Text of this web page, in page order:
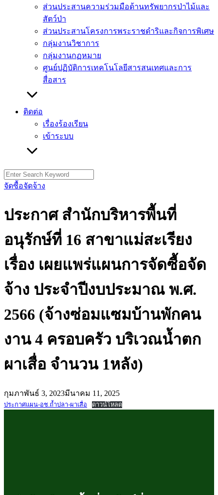
ส่วนประสานความร่วมมือด้านทรัพยากรป่าไม้และ
สัตว์ป่า
ส่วนประสานโครงการพระราชดำริและกิจการพิเศษ
กลุ่มงานวิชาการ
กลุ่มงานกฏหมาย
ศูนย์ปฏิบัติการเทคโนโลยีสารสนเทศและการ
สื่อสาร
ติดต่อ
เรื่องร้องเรียน
เข้าระบบ
Search
for:
จัดซื้อจัดจ้าง
ประกาศ สำนักบริหารพื้นที่
อนุรักษ์ที่ 16 สาขาแม่สะเรียง
เรื่อง เผยแพร่แผนการจัดซื้อจัด
จ้าง ประจำปีงบประมาณ พ.ศ.
2566 (จ้างซ่อมแซมบ้านพักคน
งาน 4 ครอบครัว บริเวณน้ำตก
ผาเสื่อ จำนวน 1หลัง)
กุมภาพันธ์ 3, 2023มีนาคม 11, 2025
ประกาศแผน-อช.ถ้ำปลา-ผาเสื่อ ดาวน์โหลด